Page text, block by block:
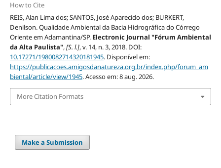
How to Cite
REIS, Alan Lima dos; SANTOS, José Aparecido dos; BURKERT,
Denilson. Qualidade Ambiental da Bacia Hidrográfica do Córrego
Oriente em Adamantina/SP. Electronic Journal "Fórum Ambiental
da Alta Paulista",[S. l.], v. 14, n. 3, 2018. DOI:
10.17271/1980082714320181945. Disponível em:
https://publicacoes.amigosdanatureza.org.br/index.php/forum_am
biental/article/view/1945. Acesso em: 8 aug. 2026.
More Citation Formats
Make a Submission